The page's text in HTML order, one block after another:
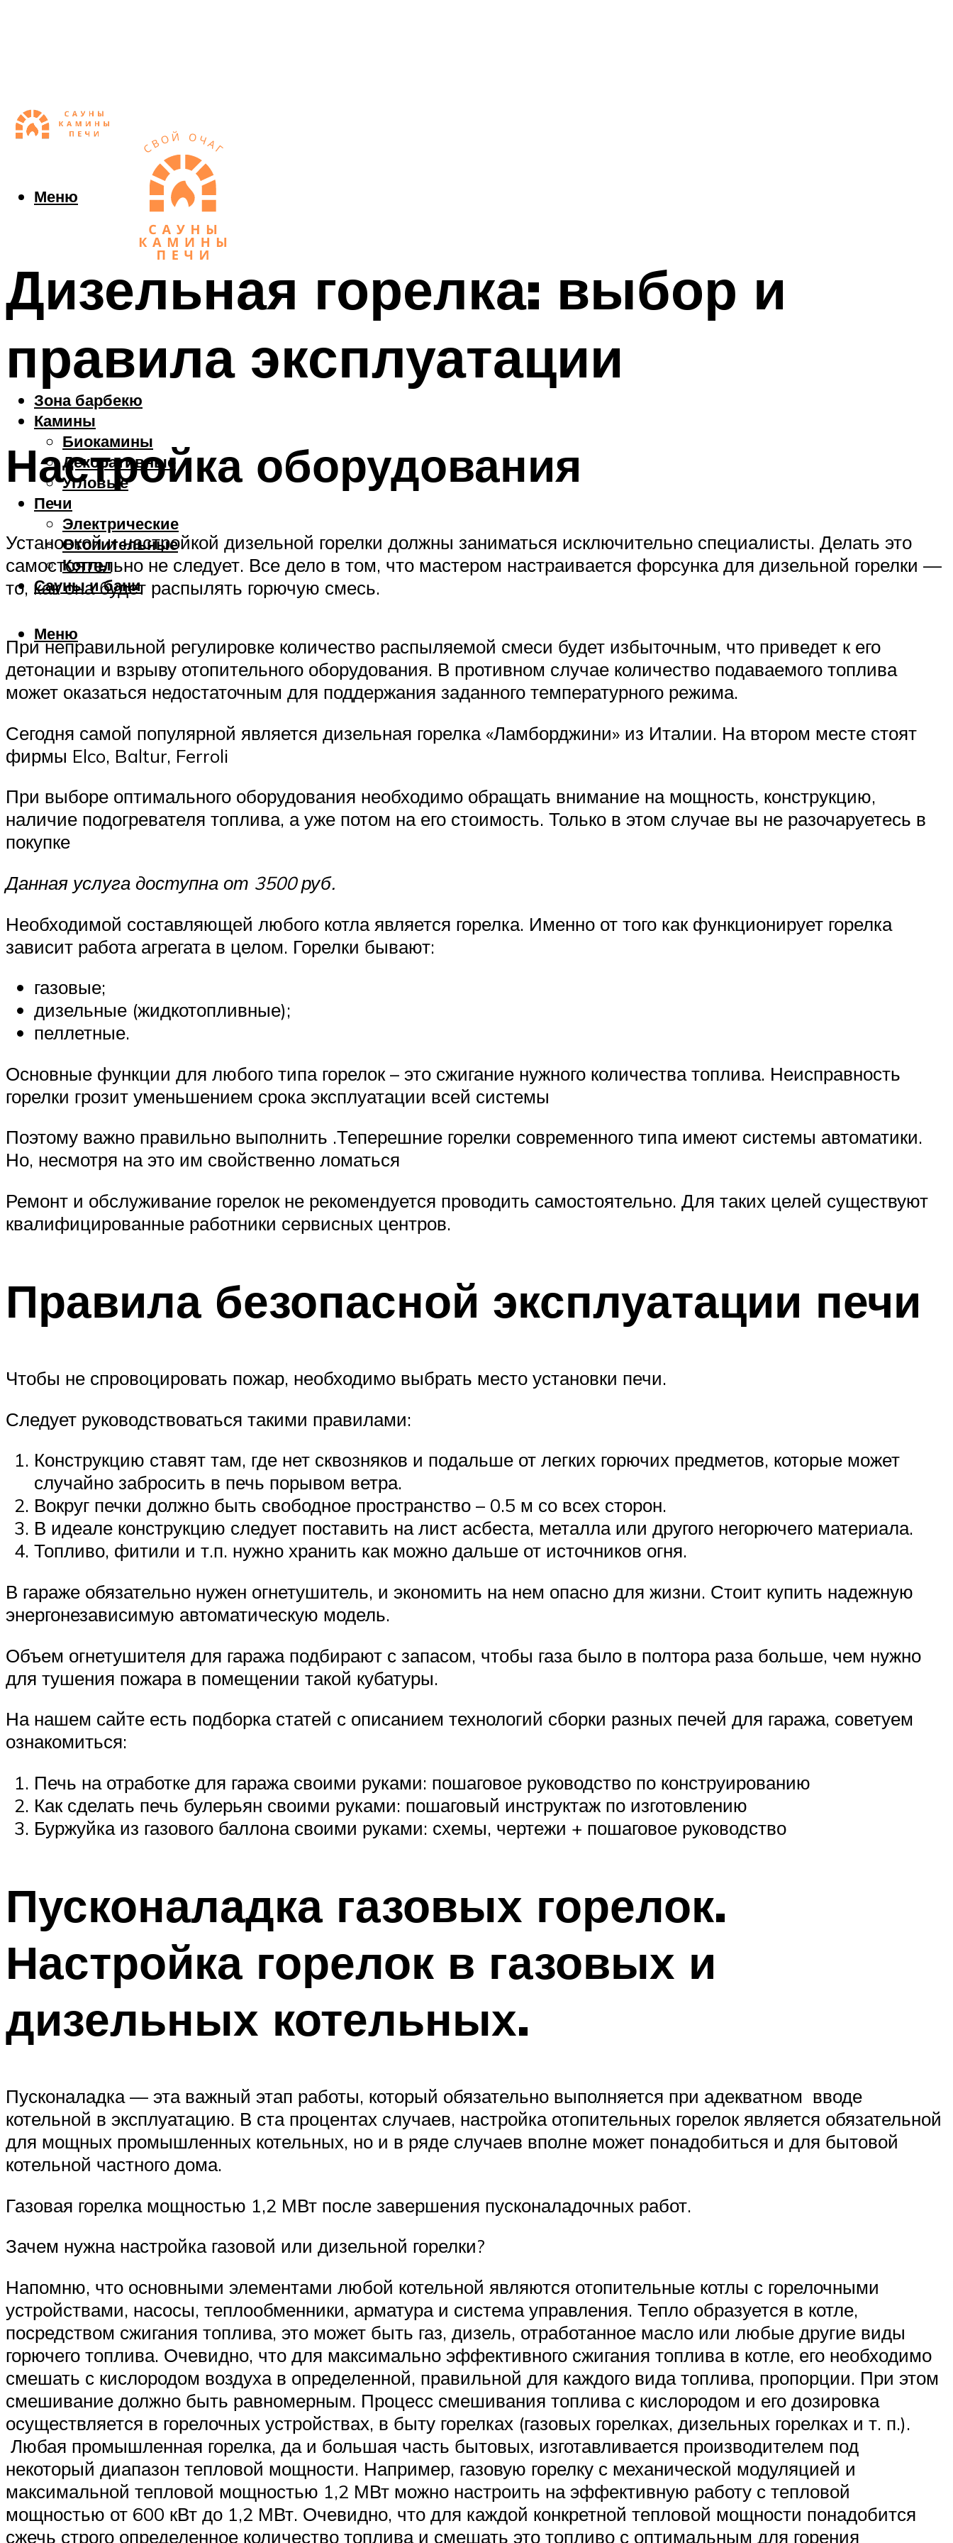
Зона барбекю
Камины
Биокамины
Декоративные
Угловые
Печи
Электрические
Отопительные
Котлы
Сауны и бани
Меню
Меню
Дизельная горелка: выбор и
правила эксплуатации
Настройка оборудования
Установкой и настройкой дизельной горелки должны заниматься исключительно специалисты. Делать это
самостоятельно не следует. Все дело в том, что мастером настраивается форсунка для дизельной горелки —
то, как она будет распылять горючую смесь.
При неправильной регулировке количество распыляемой смеси будет избыточным, что приведет к его
детонации и взрыву отопительного оборудования. В противном случае количество подаваемого топлива
может оказаться недостаточным для поддержания заданного температурного режима.
Сегодня самой популярной является дизельная горелка «Ламборджини» из Италии. На втором месте стоят
фирмы Elco, Baltur, Ferroli
При выборе оптимального оборудования необходимо обращать внимание на мощность, конструкцию,
наличие подогревателя топлива, а уже потом на его стоимость. Только в этом случае вы не разочаруетесь в
покупке
Данная услуга доступна от 3500 руб.
Необходимой составляющей любого котла является горелка. Именно от того как функционирует горелка
зависит работа агрегата в целом. Горелки бывают:
газовые;
дизельные (жидкотопливные);
пеллетные.
Основные функции для любого типа горелок – это сжигание нужного количества топлива. Неисправность
горелки грозит уменьшением срока эксплуатации всей системы
Поэтому важно правильно выполнить .Теперешние горелки современного типа имеют системы автоматики.
Но, несмотря на это им свойственно ломаться
Ремонт и обслуживание горелок не рекомендуется проводить самостоятельно. Для таких целей существуют
квалифицированные работники сервисных центров.
Правила безопасной эксплуатации печи
Чтобы не спровоцировать пожар, необходимо выбрать место установки печи.
Следует руководствоваться такими правилами:
Конструкцию ставят там, где нет сквозняков и подальше от легких горючих предметов, которые может
случайно забросить в печь порывом ветра.
Вокруг печки должно быть свободное пространство – 0.5 м со всех сторон.
В идеале конструкцию следует поставить на лист асбеста, металла или другого негорючего материала.
Топливо, фитили и т.п. нужно хранить как можно дальше от источников огня.
В гараже обязательно нужен огнетушитель, и экономить на нем опасно для жизни. Стоит купить надежную
энергонезависимую автоматическую модель.
Объем огнетушителя для гаража подбирают с запасом, чтобы газа было в полтора раза больше, чем нужно
для тушения пожара в помещении такой кубатуры.
На нашем сайте есть подборка статей с описанием технологий сборки разных печей для гаража, советуем
ознакомиться:
Печь на отработке для гаража своими руками: пошаговое руководство по конструированию
Как сделать печь булерьян своими руками: пошаговый инструктаж по изготовлению
Буржуйка из газового баллона своими руками: схемы, чертежи + пошаговое руководство
Пусконаладка газовых горелок.
Настройка горелок в газовых и
дизельных котельных.
Пусконаладка — эта важный этап работы, который обязательно выполняется при адекватном вводе
котельной в эксплуатацию. В ста процентах случаев, настройка отопительных горелок является обязательной
для мощных промышленных котельных, но и в ряде случаев вполне может понадобиться и для бытовой
котельной частного дома.
Газовая горелка мощностью 1,2 МВт после завершения пусконаладочных работ.
Зачем нужна настройка газовой или дизельной горелки?
Напомню, что основными элементами любой котельной являются отопительные котлы с горелочными
устройствами, насосы, теплообменники, арматура и система управления. Тепло образуется в котле,
посредством сжигания топлива, это может быть газ, дизель, отработанное масло или любые другие виды
горючего топлива. Очевидно, что для максимально эффективного сжигания топлива в котле, его необходимо
смешать с кислородом воздуха в определенной, правильной для каждого вида топлива, пропорции. При этом
смешивание должно быть равномерным. Процесс смешивания топлива с кислородом и его дозировка
осуществляется в горелочных устройствах, в быту горелках (газовых горелках, дизельных горелках и т. п.).
Любая промышленная горелка, да и большая часть бытовых, изготавливается производителем под
некоторый диапазон тепловой мощности. Например, газовую горелку с механической модуляцией и
максимальной тепловой мощностью 1,2 МВт можно настроить на эффективную работу с тепловой
мощностью от 600 кВт до 1,2 МВт. Очевидно, что для каждой конкретной тепловой мощности понадобится
сжечь строго определенное количество топлива и смешать это топливо с оптимальным для горения